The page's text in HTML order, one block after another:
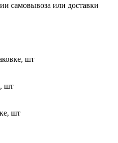
самовывоза или доставки
шт
шт
шт